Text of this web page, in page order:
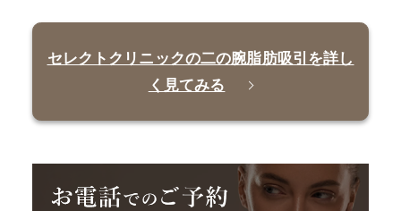
セレクトクリニックの二の腕脂肪吸引を詳し
く見てみる